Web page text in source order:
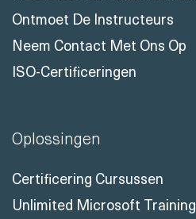
Ontmoet De Instructeurs
Neem Contact Met Ons Op
ISO-Certificeringen
Oplossingen
Certificering Cursussen
Unlimited Microsoft Training